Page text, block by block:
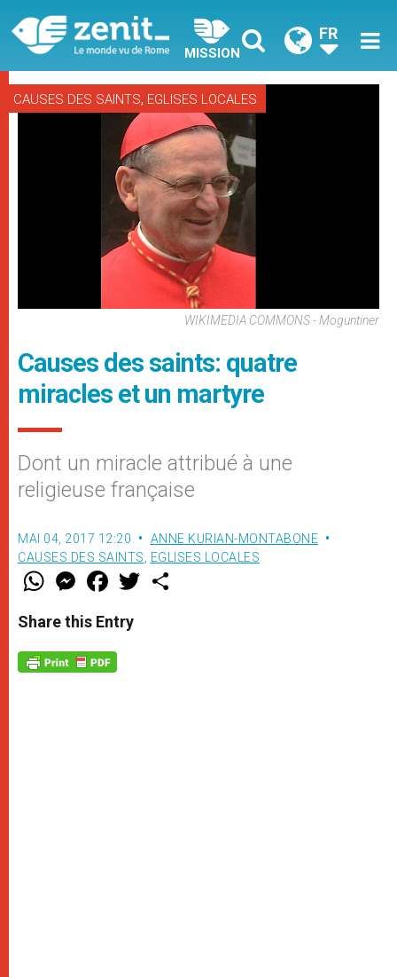
MISSION
FR
CAUSES DES SAINTS, EGLISES LOCALES
WIKIMEDIA COMMONS - Moguntiner
Causes des saints: quatre
miracles et un martyre
Dont un miracle attribué à une
religieuse française
MAI 04, 2017 12:20
ANNE KURIAN-MONTABONE
CAUSES DES SAINTS
EGLISES LOCALES
W
t
s
p
p
M
e
s
e
g
e
F
a
e
b
o
k
w
Share this Entry